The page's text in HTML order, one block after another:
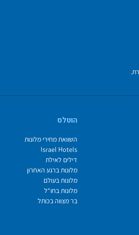
הוטלס
השוואת מחירי מלונות
Israel Hotels
דילים לאילת
מלונות ברגע האחרון
מלונות בעולם
מלונות בחו"ל
בר מצווה בכותל